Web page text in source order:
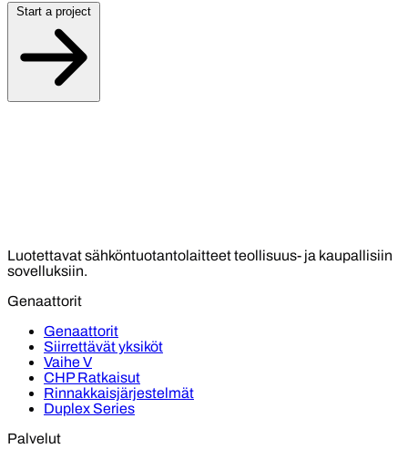
Luotettavat sähköntuotantolaitteet teollisuus- ja kaupallisiin
sovelluksiin.
Genaattorit
Genaattorit
Siirrettävät yksiköt
Vaihe V
CHP Ratkaisut
Rinnakkaisjärjestelmät
Duplex Series
Palvelut